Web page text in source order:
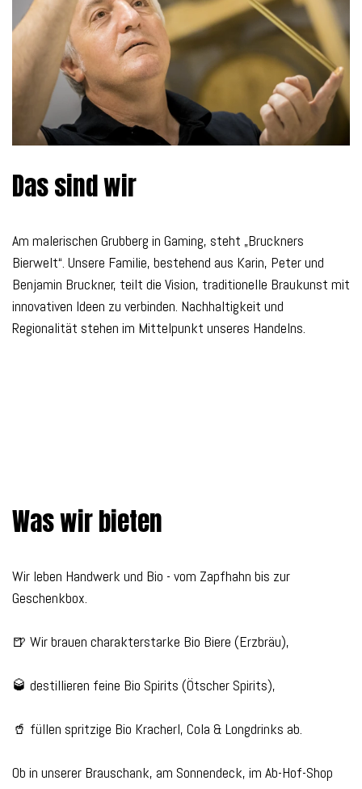
Das sind wir
Am malerischen Grubberg in Gaming, steht „Bruckners
Bierwelt“. Unsere Familie, bestehend aus Karin, Peter und
Benjamin Bruckner, teilt die Vision, traditionelle Braukunst mit
innovativen Ideen zu verbinden. Nachhaltigkeit und
Regionalität stehen im Mittelpunkt unseres Handelns.
Was wir bieten
Wir leben Handwerk und Bio - vom Zapfhahn bis zur
Geschenkbox.
🍺 Wir brauen charakterstarke Bio Biere (Erzbräu),
🥃 destillieren feine Bio Spirits (Ötscher Spirits),
🥤 füllen spritzige Bio Kracherl, Cola & Longdrinks ab.
Ob in unserer Brauschank, am Sonnendeck, im Ab-Hof-Shop